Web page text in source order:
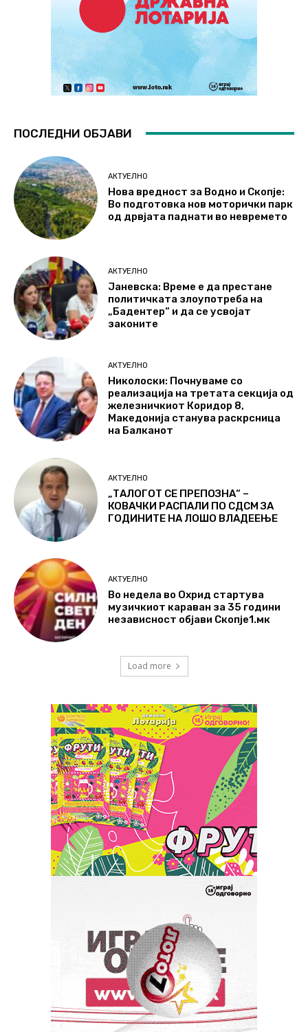
ПОСЛЕДНИ ОБЈАВИ
АКТУЕЛНО
Нова вредност за Водно и Скопје:
Во подготовка нов моторички парк
од дрвјата паднати во невремето
АКТУЕЛНО
Јаневска: Време е да престане
политичката злоупотреба на
„Бадентер“ и да се усвојат
законите
АКТУЕЛНО
Николоски: Почнуваме со
реализација на третата секција од
железничкиот Коридор 8,
Македонија станува раскрсница
на Балканот
АКТУЕЛНО
„ТАЛОГОТ СЕ ПРЕПОЗНА“ –
КОВАЧКИ РАСПАЛИ ПО СДСМ ЗА
ГОДИНИТЕ НА ЛОШО ВЛАДЕЕЊЕ
АКТУЕЛНО
Во недела во Охрид стартува
музичкиот караван за 35 години
независност објави Скопје1.мк
Load more